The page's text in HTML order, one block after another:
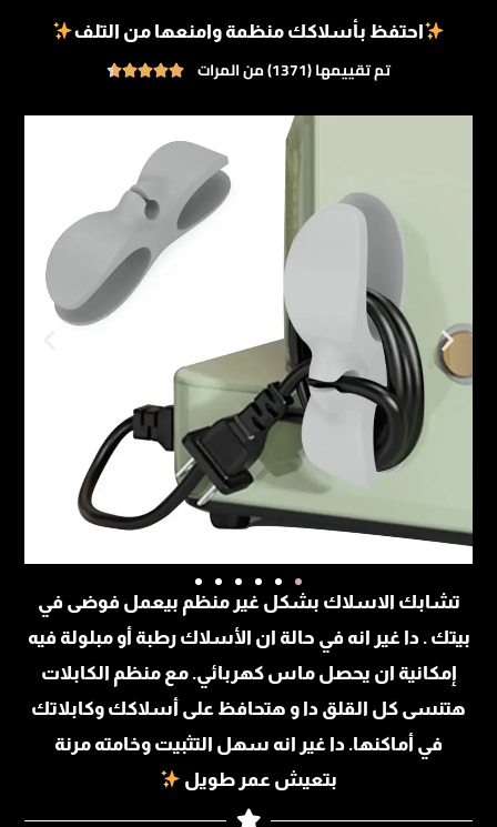
احتفظ بأسلاكك منظمة وامنعها من التلف
تم تقييمها (1371) من المرات 




تشابك الاسلاك بشكل غير منظم بيعمل فوضى في
بيتك . دا غير انه في حالة ان الأسلاك رطبة أو مبلولة فيه
إمكانية ان يحصل ماس كهربائي. مع منظم الكابلات
هتنسى كل القلق دا و هتحافظ على أسلاكك وكابلاتك
في أماكنها. دا غير انه سهل التثبيت وخامته مرنة
بتعيش عمر طويل